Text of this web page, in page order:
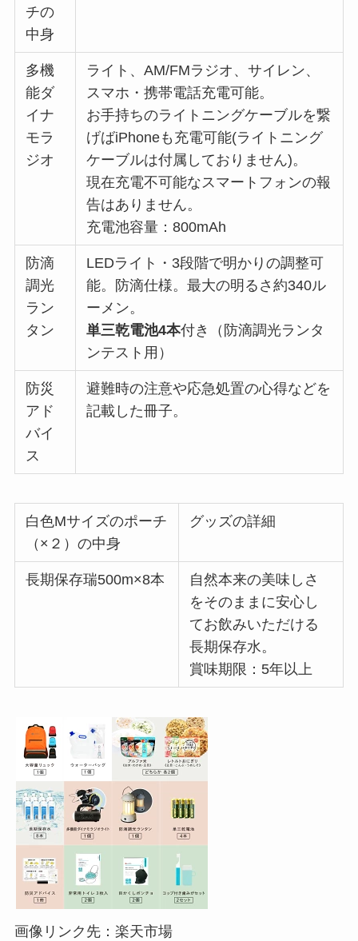
チの
中身
多機
能ダ
イナ
モラ
ジオ
ライト、AM/FMラジオ、サイレン、
スマホ・携帯電話充電可能。
お手持ちのライトニングケーブルを繋
げばiPhoneも充電可能(ライトニング
ケーブルは付属しておりません)。
現在充電不可能なスマートフォンの報
告はありません。
充電池容量：800mAh
防滴
調光
ラン
タン
LEDライト・3段階で明かりの調整可
能。防滴仕様。最大の明るさ約340ル
ーメン。
単三乾電池4本付き（防滴調光ランタ
ンテスト用）
防災
アド
バイ
ス
避難時の注意や応急処置の心得などを
記載した冊子。
白色Mサイズのポーチ
（×２）の中身
グッズの詳細
長期保存瑞500m×8本
自然本来の美味しさ
をそのままに安心し
てお飲みいただける
長期保存水。
賞味期限：5年以上
画像リンク先：楽天市場